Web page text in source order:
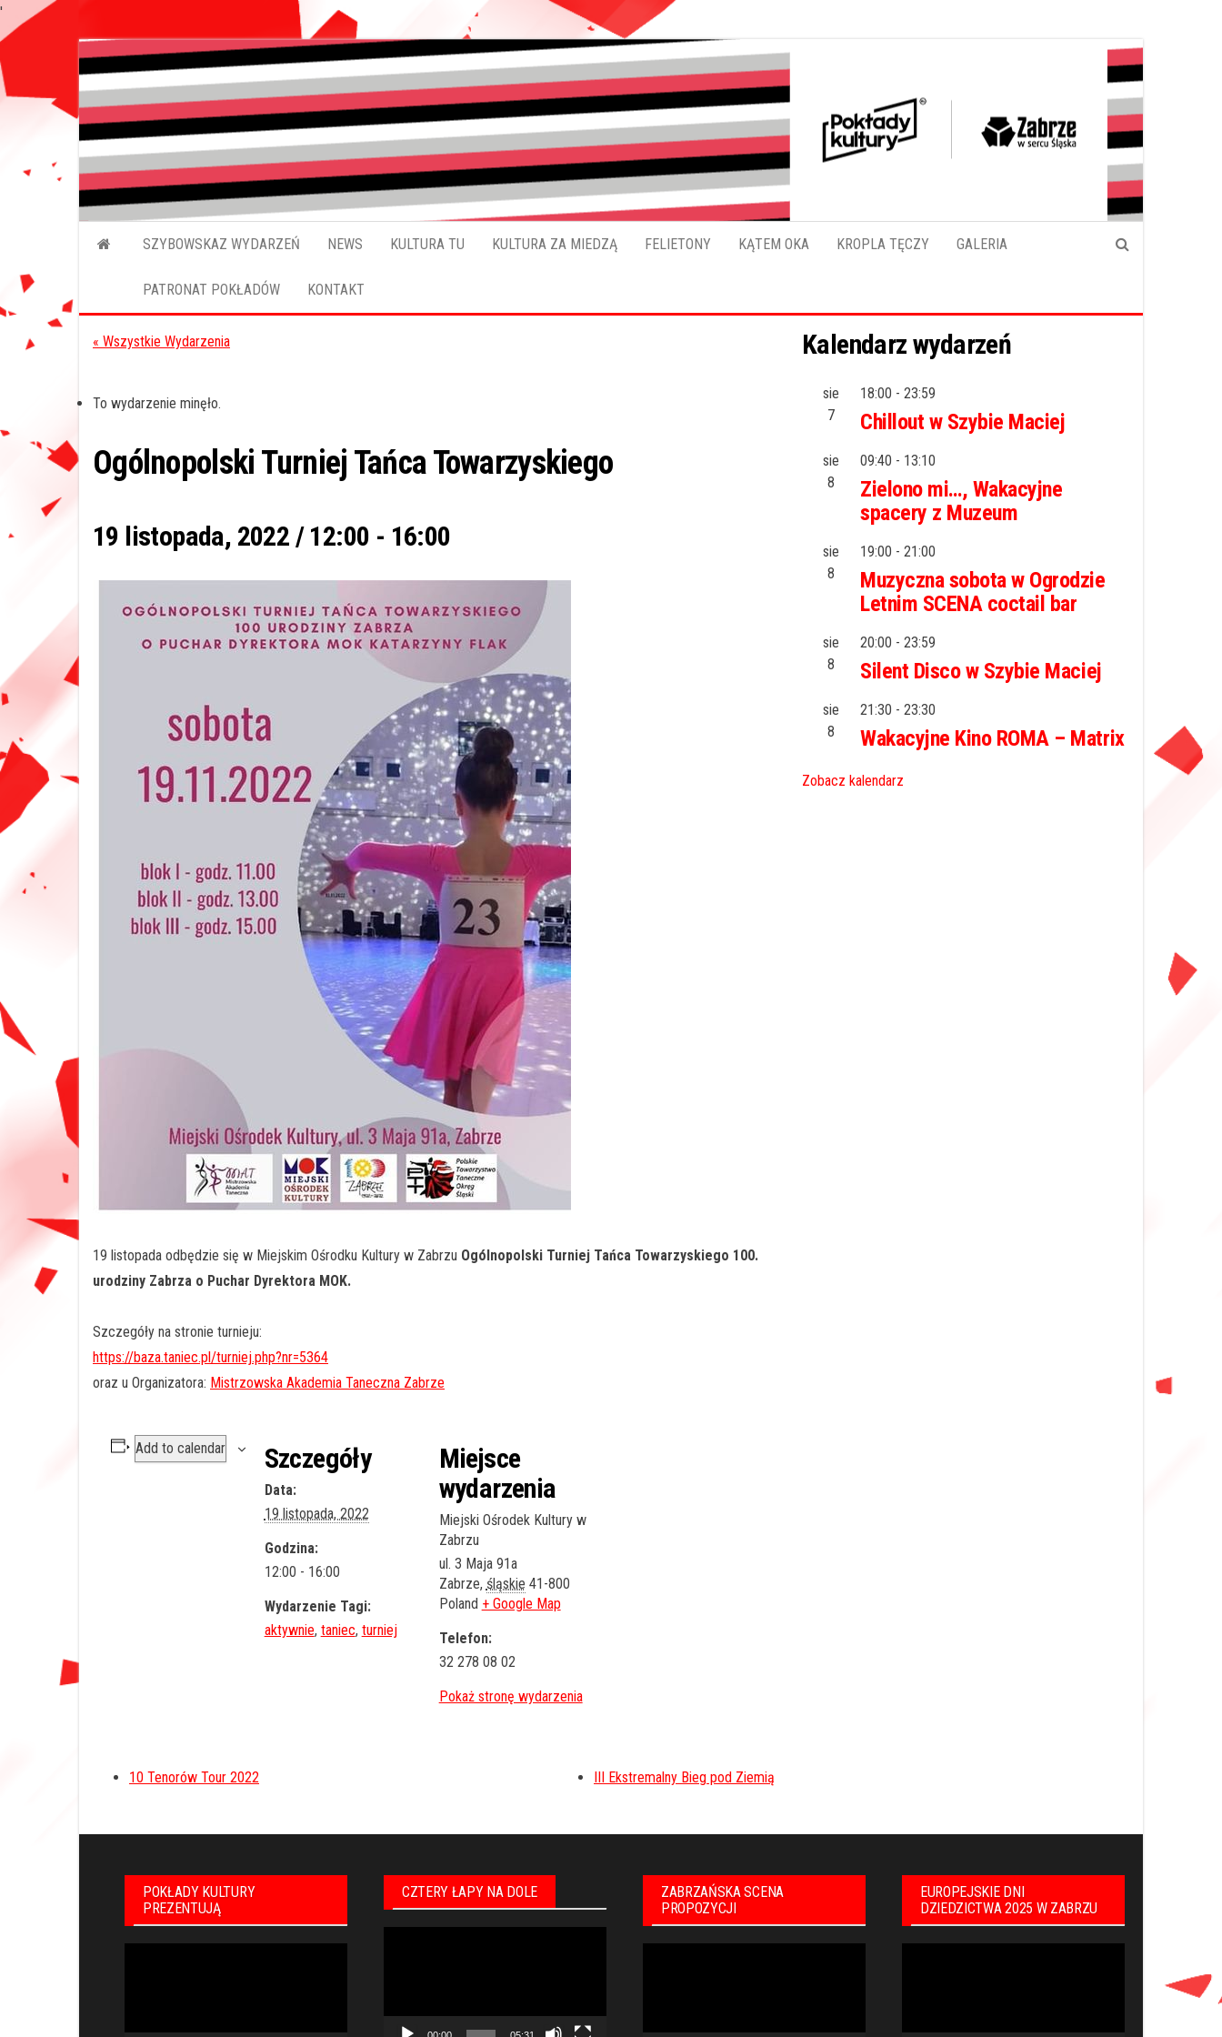
'
do
treści
Pokładykultury.eu
SZYBOWSKAZ WYDARZEŃ NEWS KULTURA TU KULTURA ZA MIEDZĄ FELIETONY KĄTEM OKA KROPLA TĘCZY GALERIA
PATRONAT POKŁADÓW KONTAKT
« Wszystkie Wydarzenia
To wydarzenie minęło.
Ogólnopolski Turniej Tańca Towarzyskiego
19 listopada, 2022 / 12:00 - 16:00
19 listopada odbędzie się w Miejskim Ośrodku Kultury w Zabrzu Ogólnopolski Turniej Tańca Towarzyskiego 100.
urodziny Zabrza o Puchar Dyrektora MOK.
Szczegóły na stronie turnieju:
https://baza.taniec.pl/turniej.php?nr=5364
oraz u Organizatora: Mistrzowska Akademia Taneczna Zabrze
Add to calendar Szczegóły
Data:
19 listopada, 2022
Godzina:
12:00 - 16:00
Wydarzenie Tagi:
aktywnie, taniec, turniej
Miejsce
wydarzenia
Miejski Ośrodek Kultury w
Zabrzu
ul. 3 Maja 91a
Zabrze, śląskie 41-800
Poland + Google Map
Telefon:
32 278 08 02
10 Tenorów Tour 2022 III Ekstremalny Bieg pod Ziemią
Kalendarz wydarzeń
sie
7
18:00 - 23:59
Chillout w Szybie Maciej
sie
8
09:40 - 13:10
Zielono mi…, Wakacyjne
spacery z Muzeum
sie
8
19:00 - 21:00
Muzyczna sobota w Ogrodzie
Letnim SCENA coctail bar
sie
8
20:00 - 23:59
Silent Disco w Szybie Maciej
sie
8
21:30 - 23:30
Wakacyjne Kino ROMA – Matrix
Zobacz kalendarz
POKŁADY KULTURY
PREZENTUJĄ
CZTERY ŁAPY NA DOLE
ZABRZAŃSKA SCENA
PROPOZYCJI
EUROPEJSKIE DNI
DZIEDZICTWA 2025 W ZABRZU